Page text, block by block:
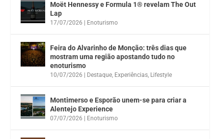
Moët Hennessy e Formula 1® revelam The Out
Lap
17/07/2026 Enoturismo
Feira do Alvarinho de Monção: três dias que
mostram uma região apostando tudo no
enoturismo
10/07/2026 Destaque, Experiências, Lifestyle
Montimerso e Esporão unem-se para criar a
Alentejo Experience
07/07/2026 Enoturismo